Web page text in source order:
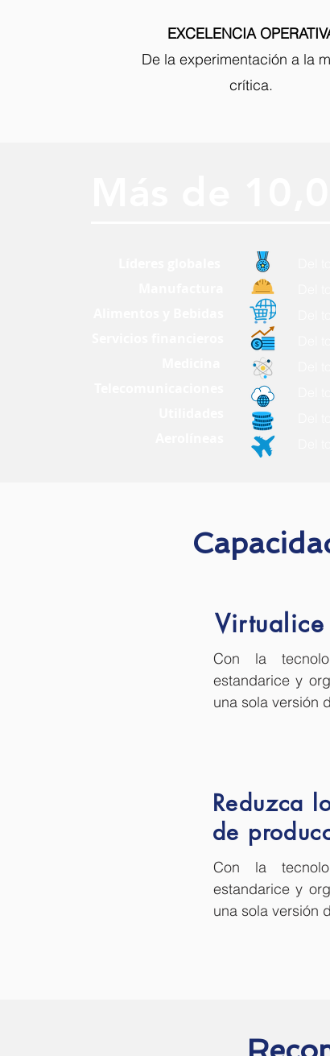
EXCELENCIA
De la experimentación a la
crítica.
Virtualice
Con la
estandarice y
una sola versión
Reduzca
de
Con la
estandarice y
una sola versión